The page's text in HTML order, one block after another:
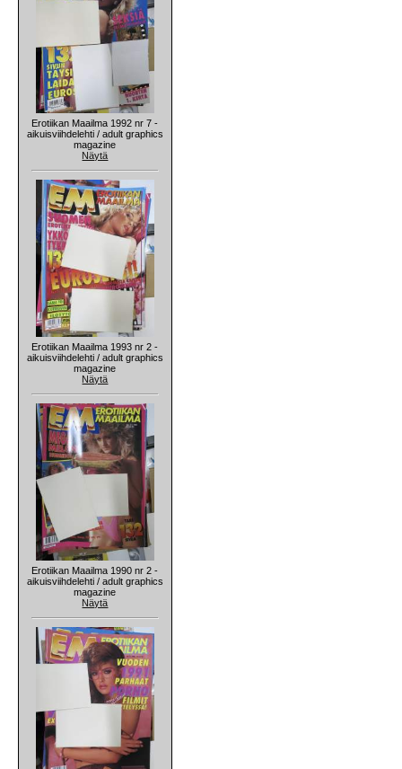
Erotiikan Maailma 1992 nr 7 -
aikuisviihdelehti / adult graphics
magazine
Näytä
Erotiikan Maailma 1993 nr 2 -
aikuisviihdelehti / adult graphics
magazine
Näytä
Erotiikan Maailma 1990 nr 2 -
aikuisviihdelehti / adult graphics
magazine
Näytä